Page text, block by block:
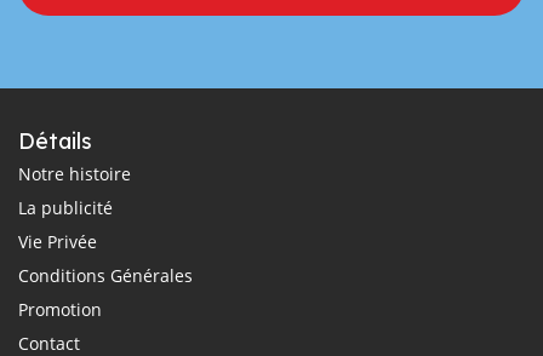
Détails
Notre histoire
La publicité
Vie Privée
Conditions Générales
Promotion
Contact